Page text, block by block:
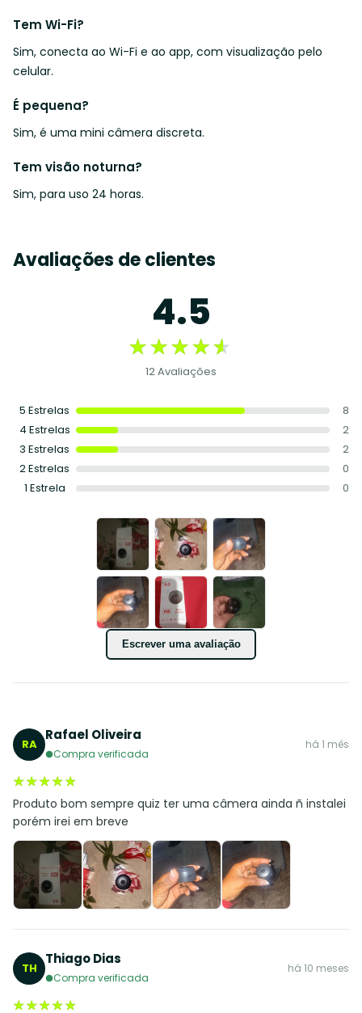
Tem Wi-Fi?
Sim, conecta ao Wi-Fi e ao app, com visualização pelo
celular.
É pequena?
Sim, é uma mini câmera discreta.
Tem visão noturna?
Sim, para uso 24 horas.
Avaliações de clientes
4.5
★★★★★
★★★★★
12 Avaliações
5 Estrelas
8
4 Estrelas
2
3 Estrelas
2
2 Estrelas
0
1 Estrela
0
Escrever uma avaliação
RA
Rafael Oliveira
Compra verificada
há 1 mês
★★★★★
★★★★★
Produto bom sempre quiz ter uma câmera ainda ñ instalei
porém irei em breve
TH
Thiago Dias
Compra verificada
há 10 meses
★★★★★
★★★★★